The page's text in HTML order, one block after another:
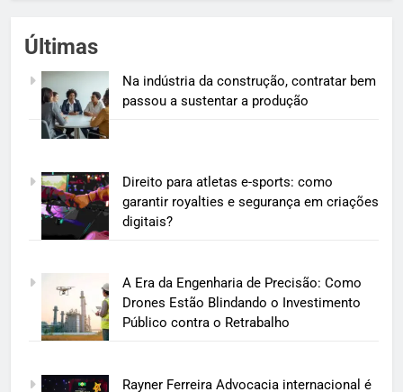
Últimas
Na indústria da construção, contratar bem
passou a sustentar a produção
Direito para atletas e-sports: como
garantir royalties e segurança em criações
digitais?
A Era da Engenharia de Precisão: Como
Drones Estão Blindando o Investimento
Público contra o Retrabalho
Rayner Ferreira Advocacia internacional é